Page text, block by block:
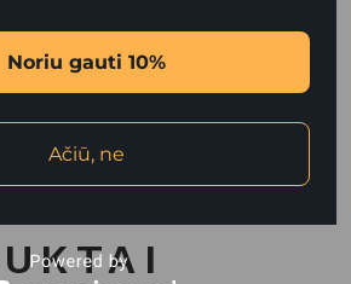
Noriu gauti 10%
Ačiū, ne